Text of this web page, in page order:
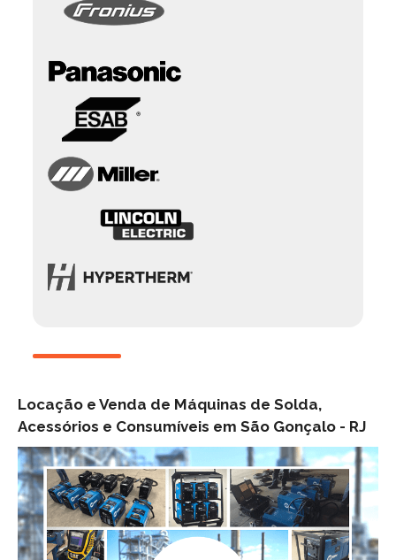
Locação e Venda de Máquinas de Solda,
Acessórios e Consumíveis em São Gonçalo - RJ